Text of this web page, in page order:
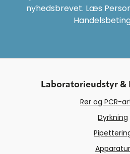
nyhedsbrevet. Læs
Laboratorieudstyr &
Rør og PCR-
Dyrkning
Apparatur